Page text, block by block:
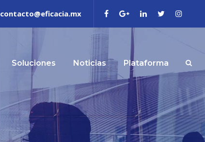
contacto@eficacia.mx
Soluciones Noticias Plataforma